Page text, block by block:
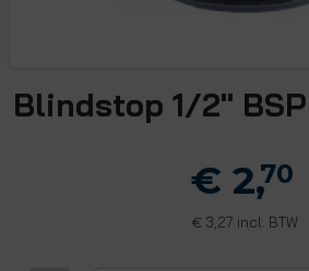
Blindstop 1/2" BSP
€ 2,70
€ 3,27 incl. BTW